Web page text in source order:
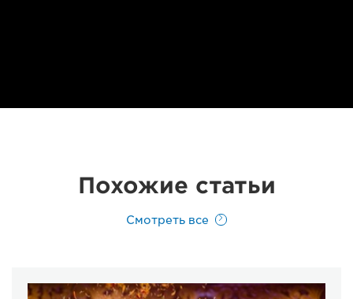
Похожие статьи
Смотреть все